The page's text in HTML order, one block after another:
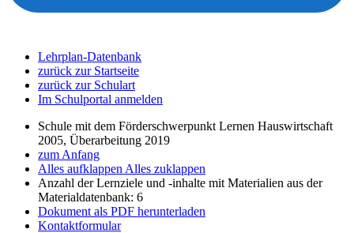
Lehrplan-Datenbank
zurück zur Startseite
zurück zur Schulart
Im Schulportal anmelden
Schule mit dem Förderschwerpunkt Lernen Hauswirtschaft
2005, Überarbeitung 2019
zum Anfang
Alles aufklappen Alles zuklappen
Anzahl der Lernziele und -inhalte mit Materialien aus der
Materialdatenbank: 6
Dokument als PDF herunterladen
Kontaktformular